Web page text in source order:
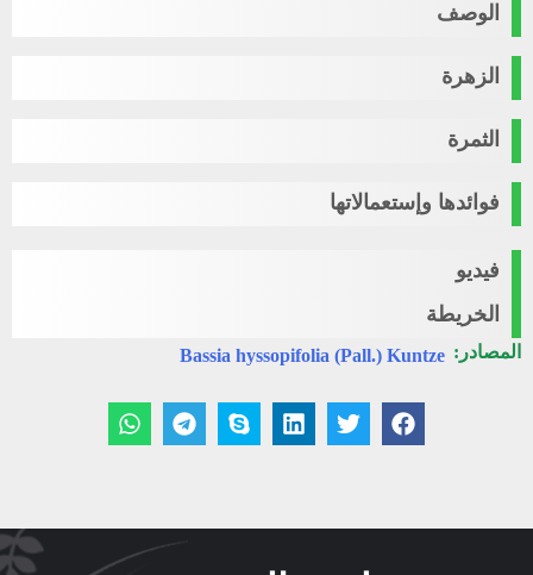
الوصف
الزهرة
الثمرة
فوائدها وإستعمالاتها
فيديو
الخريطة
المصادر: Bassia hyssopifolia (Pall.) Kuntze